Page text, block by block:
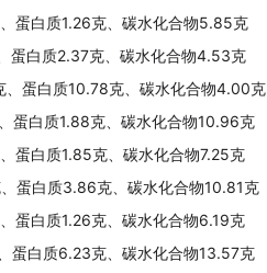
蛋白质1.26克、碳水化合物5.85克
蛋白质2.37克、碳水化合物4.53克
蛋白质10.78克、碳水化合物4.00克
蛋白质1.88克、碳水化合物10.96克
蛋白质1.85克、碳水化合物7.25克
蛋白质3.86克、碳水化合物10.81克
蛋白质1.26克、碳水化合物6.19克
蛋白质6.23克、碳水化合物13.57克